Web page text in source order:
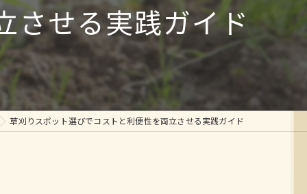
させる実践ガイド
草刈りスポット選びでコストと利便性を両立させる実践ガイド